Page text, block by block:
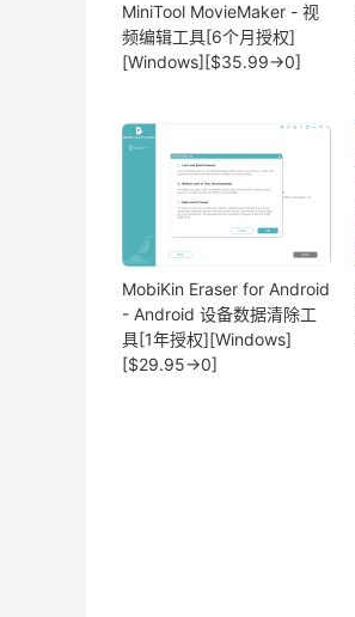
MiniTool MovieMaker - 视
频编辑工具[6个月授权]
[Windows][$35.99→0]
MobiKin Eraser for Android
- Android 设备数据清除工
具[1年授权][Windows]
[$29.95→0]